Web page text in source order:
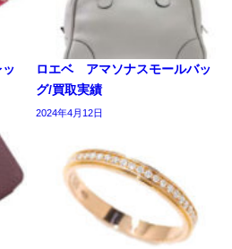
ロエベ アマソナスモールバッ
グ/買取実績
2024年4月12日